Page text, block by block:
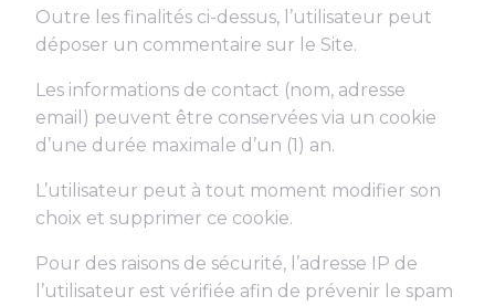
Outre les finalités ci-dessus, l’utilisateur peut
déposer un commentaire sur le Site.
Les informations de contact (nom, adresse
email) peuvent être conservées via un cookie
d’une durée maximale d’un (1) an.
L’utilisateur peut à tout moment modifier son
choix et supprimer ce cookie.
Pour des raisons de sécurité, l’adresse IP de
l’utilisateur est vérifiée afin de prévenir le spam